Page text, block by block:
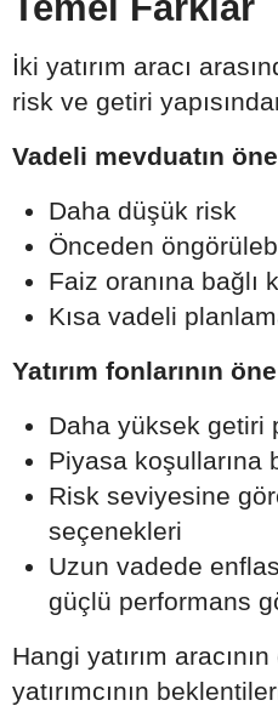
İki yatırım aracı
risk ve getiri
Vadeli mevduatın
Daha düşük risk
Önceden
Faiz oranına bağlı
Kısa vadeli
Yatırım fonlarının
Daha yüksek getiri
Piyasa koşullarına
Risk seviyesine
seçenekleri
Uzun vadede
güçlü performans
Hangi yatırım
yatırımcının